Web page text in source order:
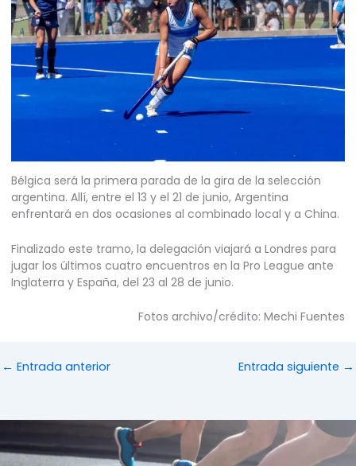
Bélgica será la primera parada de la gira de la selección
argentina. Allí, entre el 13 y el 21 de junio, Argentina
enfrentará en dos ocasiones al combinado local y a China.
Finalizado este tramo, la delegación viajará a Londres para
jugar los últimos cuatro encuentros en la Pro League ante
Inglaterra y España, del 23 al 28 de junio.
Fotos archivo/crédito: Mechi Fuentes
← Entrada anterior Entrada siguiente →